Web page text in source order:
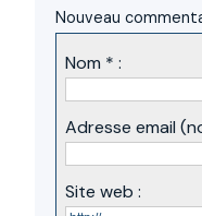
Nouveau
Nom * :
Adresse email
Site web :